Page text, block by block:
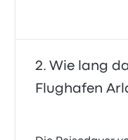
Wie lang
Flughafen